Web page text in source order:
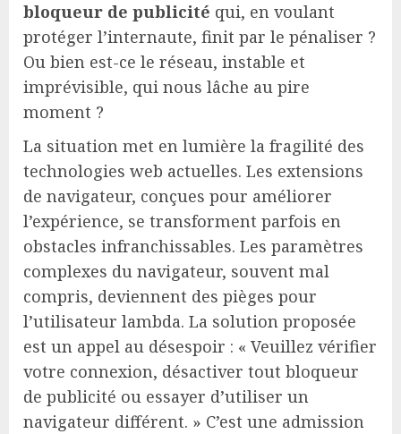
bloqueur de publicité qui, en voulant
protéger l’internaute, finit par le pénaliser ?
Ou bien est-ce le réseau, instable et
imprévisible, qui nous lâche au pire
moment ?
La situation met en lumière la fragilité des
technologies web actuelles. Les extensions
de navigateur, conçues pour améliorer
l’expérience, se transforment parfois en
obstacles infranchissables. Les paramètres
complexes du navigateur, souvent mal
compris, deviennent des pièges pour
l’utilisateur lambda. La solution proposée
est un appel au désespoir : « Veuillez vérifier
votre connexion, désactiver tout bloqueur
de publicité ou essayer d’utiliser un
navigateur différent. » C’est une admission